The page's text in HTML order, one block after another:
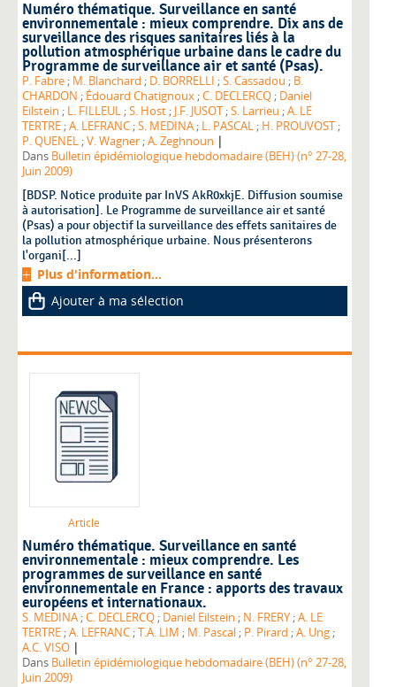
Numéro thématique. Surveillance en santé
environnementale : mieux comprendre. Dix ans de
surveillance des risques sanitaires liés à la
pollution atmosphérique urbaine dans le cadre du
Programme de surveillance air et santé (Psas).
P. Fabre; M. Blanchard ; D. BORRELLI ;S. Cassadou ; B.
CHARDON ; Édouard Chatignoux;C. DECLERCQ; Daniel
Eilstein ; L. FILLEUL;S. Host;J.F. JUSOT;S. Larrieu ;A. LE
TERTRE;A. LEFRANC;S. MEDINA; L. PASCAL; H. PROUVOST;
P. QUENEL;V. Wagner;A. Zeghnoun |
Dans Bulletin épidémiologique hebdomadaire (BEH) (n° 27-28,
Juin 2009)
[BDSP. Notice produite par InVS AkR0xkjE. Diffusion soumise
à autorisation]. Le Programme de surveillance air et santé
(Psas) a pour objectif la surveillance des effets sanitaires de
la pollution atmosphérique urbaine. Nous présenterons
l'organi[...]
Plus d'information...
Ajouter à ma sélection
Article
Numéro thématique. Surveillance en santé
environnementale : mieux comprendre. Les
programmes de surveillance en santé
environnementale en France : apports des travaux
européens et internationaux.
S. MEDINA;C. DECLERCQ; Daniel Eilstein ; N. FRERY;A. LE
TERTRE;A. LEFRANC;T.A. LIM ; M. Pascal; P. Pirard ;A. Ung;
A.C. VISO |
Dans Bulletin épidémiologique hebdomadaire (BEH) (n° 27-28,
Juin 2009)